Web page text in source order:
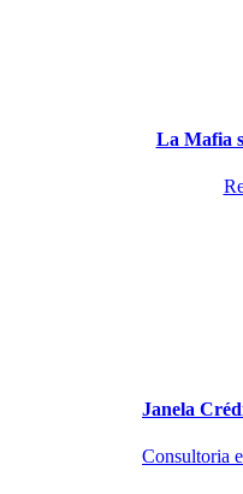
La Mafia
Janela
Consultoria